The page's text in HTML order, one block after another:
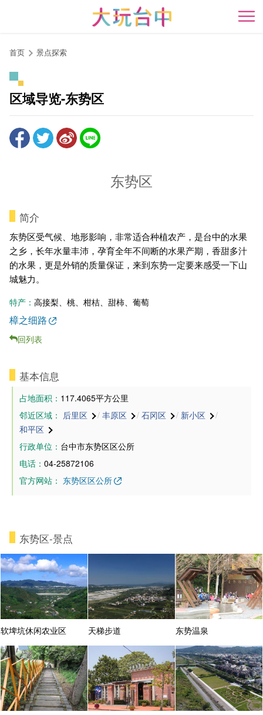
开
首页 景点探索
区域导览-东势区
东势区
简介
东势区受气候、地形影响，非常适合种植农产，是台中的水果
之乡，长年水量丰沛，孕育全年不间断的水果产期，香甜多汁
的水果，更是外销的质量保证，来到东势一定要来感受一下山
城魅力。
特产： 高接梨、桃、柑桔、甜柿、葡萄
樟之细路
回列表
基本信息
占地面积： 117.4065平方公里
邻近区域： 后里区 / 丰原区 / 石冈区 / 新小区
/
和平区
行政单位： 台中市东势区区公所
电话：04-25872106
官方网站： 东势区区公所
东势区-景点
软埤坑休闲农业区 天梯步道 东势温泉